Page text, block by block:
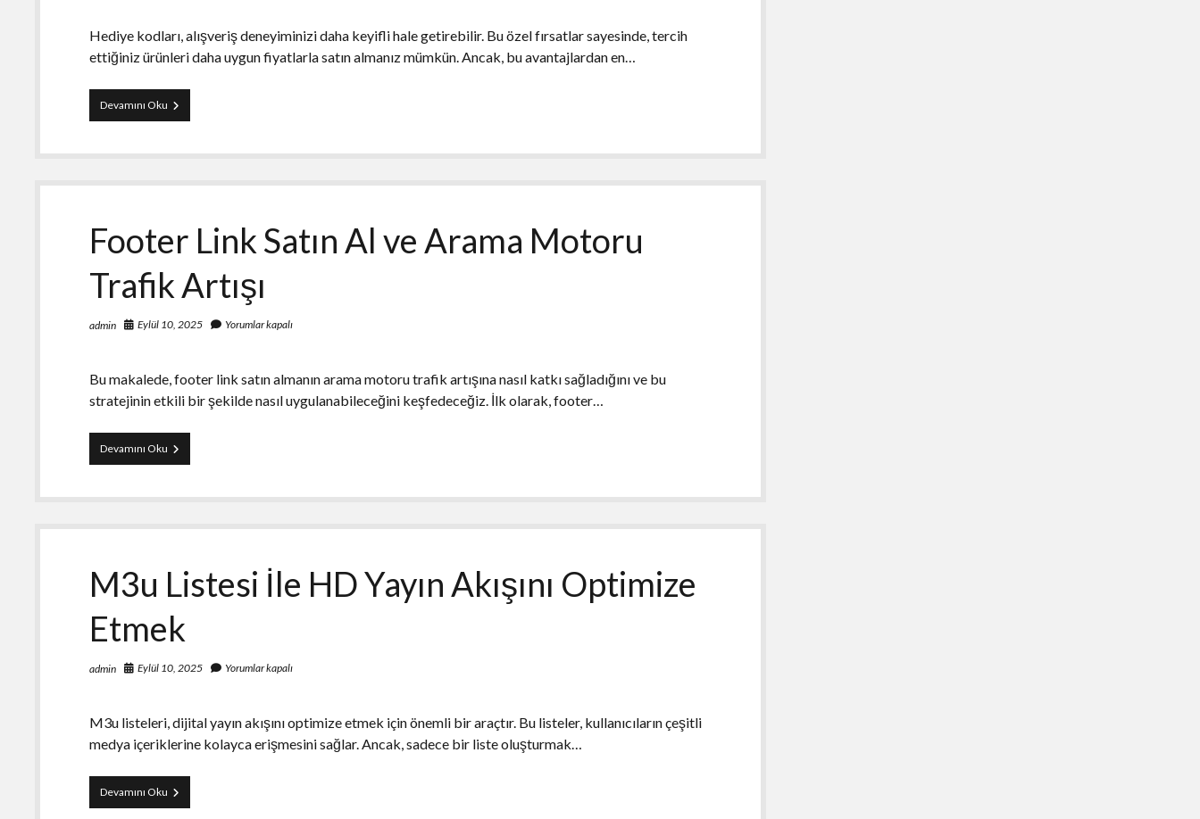
Hediye kodları, alışveriş deneyiminizi daha keyifli hale getirebilir. Bu özel fırsatlar sayesinde, tercih
ettiğiniz ürünleri daha uygun fiyatlarla satın almanız mümkün. Ancak, bu avantajlardan en…
Devamını Oku Hediye
Kodu
Dikkat
Gerekenler
Footer Link Satın Al ve Arama Motoru
Trafik Artışı
admin Eylül 10, 2025 Yorumlar kapalı
Bu makalede, footer link satın almanın arama motoru trafik artışına nasıl katkı sağladığını ve bu
stratejinin etkili bir şekilde nasıl uygulanabileceğini keşfedeceğiz. İlk olarak, footer…
Devamını Oku Footer
Link
Al
Arama
Artışı
M3u Listesi İle HD Yayın Akışını Optimize
Etmek
admin Eylül 10, 2025 Yorumlar kapalı
M3u listeleri, dijital yayın akışını optimize etmek için önemli bir araçtır. Bu listeler, kullanıcıların çeşitli
medya içeriklerine kolayca erişmesini sağlar. Ancak, sadece bir liste oluşturmak…
Devamını Oku M3u
Listesi